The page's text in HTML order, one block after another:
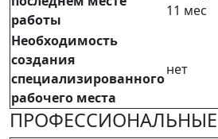
работы
11 мес
Необходимость
создания
специализированного
рабочего места
нет